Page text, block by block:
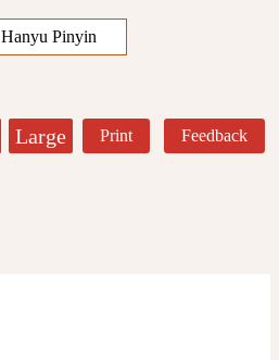
Hanyu Pinyin
Large Print Feedback